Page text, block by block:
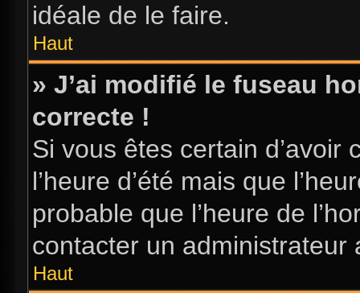
idéale de le faire.
Haut
» J’ai modifié le fuseau
correcte !
Si vous êtes certain
l’heure d’été mais que
probable que l’heure de
contacter un
Haut